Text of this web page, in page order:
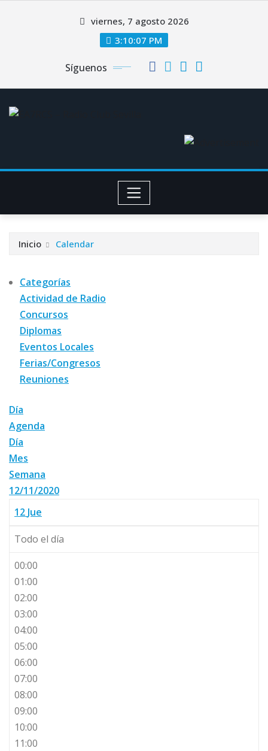
viernes, 7 agosto 2026
3:10:07 PM
Síguenos
Inicio Calendar
Categorías
Actividad de Radio
Concursos
Diplomas
Eventos Locales
Ferias/Congresos
Reuniones
Día
Agenda
Día
Mes
Semana
12/11/2020
12Jue
Todo el día
00:00
01:00
02:00
03:00
04:00
05:00
06:00
07:00
08:00
09:00
10:00
11:00